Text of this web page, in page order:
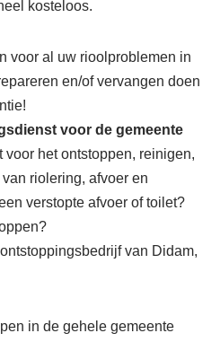
kosteloos.
voor al uw rioolproblemen in
en/of vervangen doen
voor de gemeente
voor het ontstoppen, reinigen,
riolering, afvoer en
verstopte afvoer of toilet?
van Didam,
in de gehele gemeente